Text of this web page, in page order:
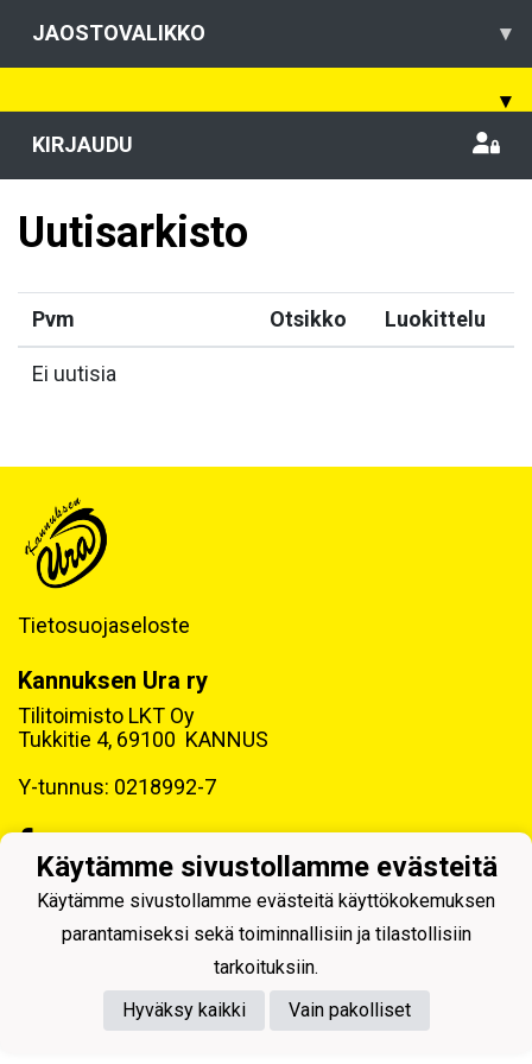
JAOSTOVALIKKO ▾
▾
KIRJAUDU
Uutisarkisto
Pvm Otsikko Luokittelu
Ei uutisia
Tietosuojaseloste
Kannuksen Ura ry
Tilitoimisto LKT Oy
Tukkitie 4, 69100 KANNUS
Y-tunnus: 0218992-7
Powered by
Käytämme sivustollamme evästeitä
Käytämme sivustollamme evästeitä käyttökokemuksen
parantamiseksi sekä toiminnallisiin ja tilastollisiin
tarkoituksiin.
Hyväksy kaikki
Vain pakolliset